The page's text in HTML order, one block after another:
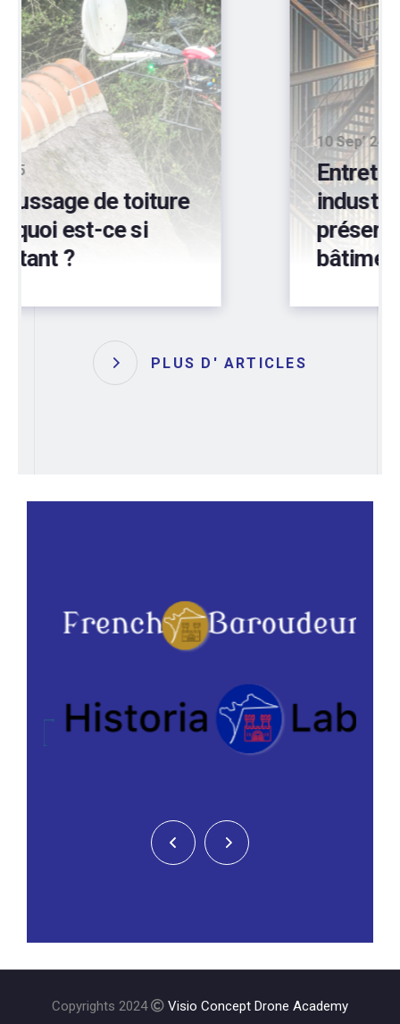
10 Sep’ 24
Entretien de bardages
industriels d’entrepôts:
préservez votre
PLUS D' ARTICLES